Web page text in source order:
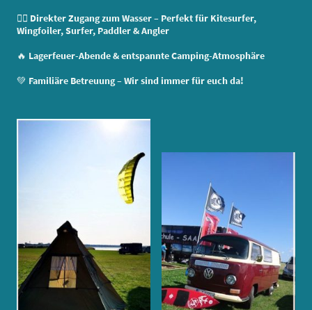
🏄‍♂️ Direkter Zugang zum Wasser – Perfekt für Kitesurfer,
Wingfoiler, Surfer, Paddler & Angler
🔥 Lagerfeuer-Abende & entspannte Camping-Atmosphäre
💚 Familiäre Betreuung – Wir sind immer für euch da!